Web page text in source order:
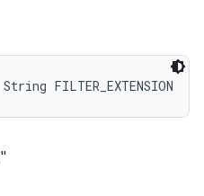
FILTER_EXTENSION